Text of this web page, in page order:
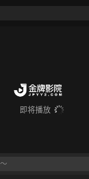
即将播放